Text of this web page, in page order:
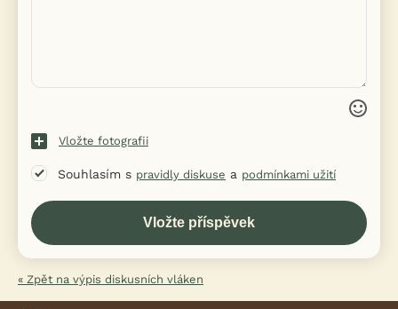
Vložte fotografii
Souhlasím s pravidly diskuse a podmínkami užití
« Zpět na výpis diskusních vláken